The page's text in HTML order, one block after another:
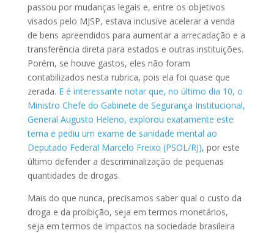
passou por mudanças legais e, entre os objetivos
visados pelo MJSP, estava inclusive acelerar a venda
de bens apreendidos para aumentar a arrecadação e a
transferência direta para estados e outras instituições.
Porém, se houve gastos, eles não foram
contabilizados nesta rubrica, pois ela foi quase que
zerada. E é interessante notar que, no último dia 10, o
Ministro Chefe do Gabinete de Segurança Institucional,
General Augusto Heleno, explorou exatamente este
tema e pediu um exame de sanidade mental ao
Deputado Federal Marcelo Freixo (PSOL/RJ), por este
último defender a descriminalização de pequenas
quantidades de drogas.
Mais do que nunca, precisamos saber qual o custo da
droga e da proibição, seja em termos monetários,
seja em termos de impactos na sociedade brasileira